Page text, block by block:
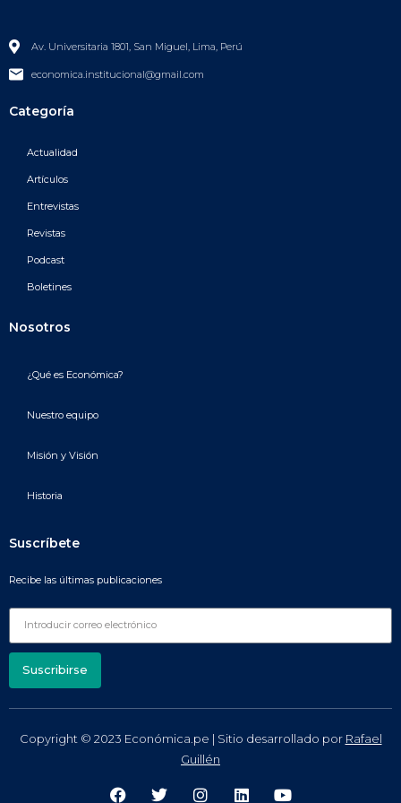
Av. Universitaria 1801, San Miguel, Lima, Perú
economica.institucional@gmail.com
Categoría
Actualidad
Artículos
Entrevistas
Revistas
Podcast
Boletines
Nosotros
¿Qué es Económica?
Nuestro equipo
Misión y Visión
Historia
Suscríbete
Recibe las últimas publicaciones
Suscribirse
Copyright © 2023 Económica.pe | Sitio desarrollado por Rafael
Guillén